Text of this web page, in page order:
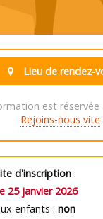
Lieu de rendez-
est réservée
Rejoins-nous vite
d'inscription:
25 janvier 2026
enfants : non